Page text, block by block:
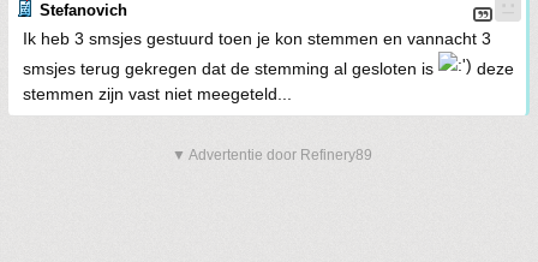
Stefanovich
Ik heb 3 smsjes gestuurd toen je kon stemmen en vannacht 3
smsjes terug gekregen dat de stemming al gesloten is
deze
stemmen zijn vast niet meegeteld...
▼ Advertentie door Refinery89